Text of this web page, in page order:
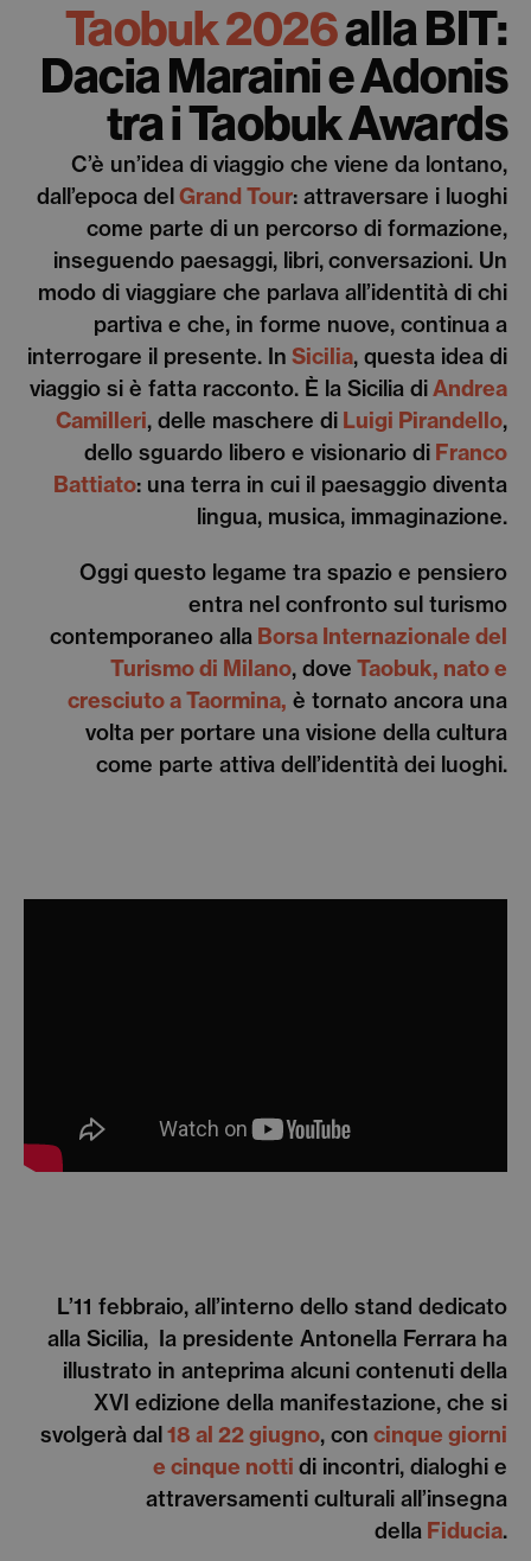
Taobuk 2026alla BIT:
Dacia Maraini e Adonis
tra i Taobuk Awards
C’è un’idea di viaggio che viene da lontano,
dall’epoca delGrand Tour: attraversare i luoghi
come parte di un percorso di formazione,
inseguendo paesaggi, libri, conversazioni. Un
modo di viaggiare che parlava all’identità di chi
partiva e che, in forme nuove, continua a
interrogare il presente. In Sicilia, questa idea di
viaggio si è fatta racconto. È la Sicilia diAndrea
Camilleri, delle maschere di Luigi Pirandello,
dello sguardo libero e visionario di Franco
Battiato: una terra in cui il paesaggio diventa
lingua, musica, immaginazione.
Oggi questo legame tra spazio e pensiero
entra nel confronto sul turismo
contemporaneo alla Borsa Internazionale del
Turismo di Milano, dove Taobuk, nato e
cresciuto a Taormina, è tornato ancora una
volta per portare una visione della cultura
come parte attiva dell’identità dei luoghi.
L’11 febbraio, all’interno dello stand dedicato
alla Sicilia, Ia presidente Antonella Ferrara ha
illustrato in anteprima alcuni contenuti della
XVI edizione della manifestazione, che si
svolgerà dal18 al 22 giugno, con cinque giorni
e cinque notti di incontri, dialoghi e
attraversamenti culturali all’insegna
della Fiducia.